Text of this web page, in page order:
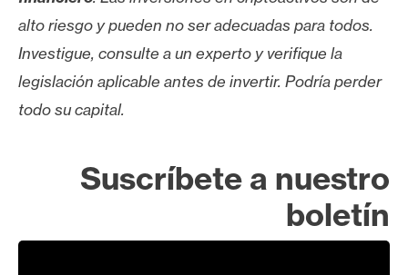
alto riesgo y pueden no ser adecuadas para todos.
Investigue, consulte a un experto y verifique la
legislación aplicable antes de invertir. Podría perder
todo su capital.
Suscríbete a nuestro
boletín